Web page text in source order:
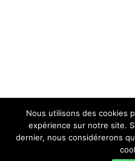
Nous utilisons des cookies
expérience sur notre site.
dernier, nous considérerons